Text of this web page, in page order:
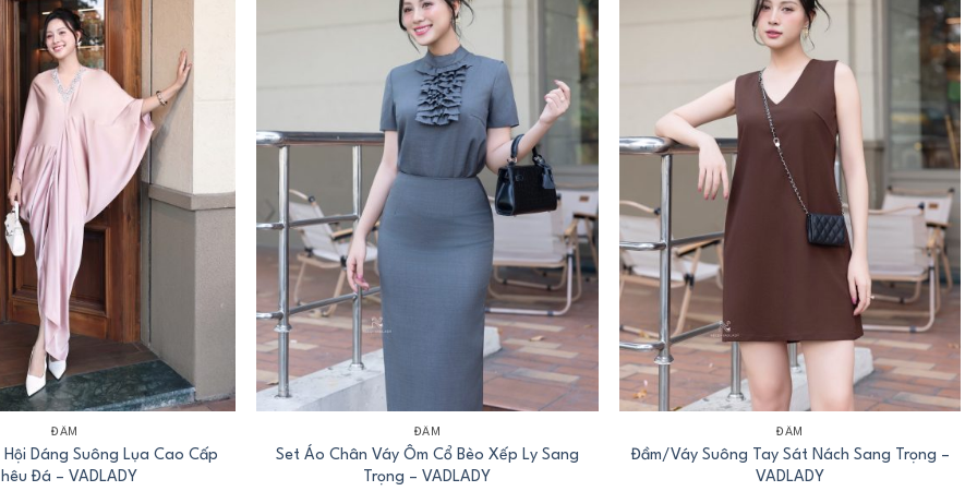
ĐẦM
Dáng Suông Lụa Cao Cấp
Đá – VADLADY
+
ĐẦM
Set Áo Chân Váy Ôm Cổ Bèo Xếp Ly Sang
Trọng – VADLADY
+
ĐẦM
Đầm/Váy Suông Tay Sát Nách Sang Trọng –
VADLADY